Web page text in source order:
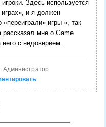
Здесь используется
и я должен
игры », так
рассказал мне о Game
с недоверием.
Администратор